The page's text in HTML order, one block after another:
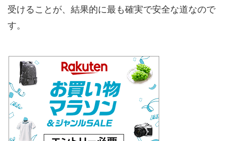
受けることが、結果的に最も確実で安全な道なので
す。